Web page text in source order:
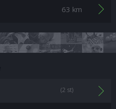
63 km
(2 st)